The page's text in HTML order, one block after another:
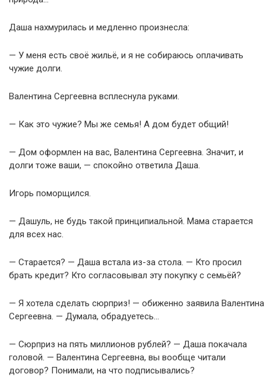
Даша нахмурилась и медленно произнесла:
— У меня есть своё жильё, и я не собираюсь оплачивать
чужие долги.
Валентина Сергеевна всплеснула руками.
— Как это чужие? Мы же семья! А дом будет общий!
— Дом оформлен на вас, Валентина Сергеевна. Значит, и
долги тоже ваши, — спокойно ответила Даша.
Игорь поморщился.
— Дашуль, не будь такой принципиальной. Мама старается
для всех нас.
— Старается? — Даша встала из-за стола. — Кто просил
брать кредит? Кто согласовывал эту покупку с семьёй?
— Я хотела сделать сюрприз! — обиженно заявила Валентина
Сергеевна. — Думала, обрадуетесь…
— Сюрприз на пять миллионов рублей? — Даша покачала
головой. — Валентина Сергеевна, вы вообще читали
договор? Понимали, на что подписывались?